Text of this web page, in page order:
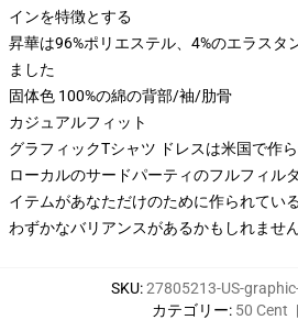
インを特徴とする
昇華は96%ポリエステル、4%のエラスタ
ました
固体色 100%の綿の背部/袖/肋骨
カジュアルフィット
グラフィックTシャツ ドレスは米国で作
ローカルのサードパーティのフルフィル
イテムがあなただけのために作られてい
わずかなバリアンスがあるかもしれませ
SKU:27805213-US-
カテゴリー: 50 Cent